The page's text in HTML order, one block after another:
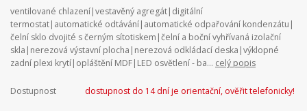
ventilované chlazení|vestavěný agregát|digitální
termostat|automatické odtávání|automatické odpařování kondenzátu|
čelní sklo dvojité s černým sítotiskem|čelní a boční vyhřívaná izolační
skla|nerezová výstavní plocha|nerezová odkládací deska|výklopné
zadní plexi krytí|opláštění MDF|LED osvětlení - ba... celý popis
Dostupnost dostupnost do 14 dní je orientační, ověřit telefonicky!